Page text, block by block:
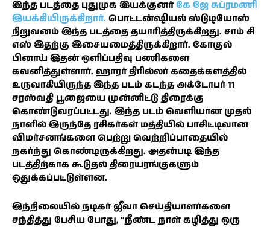
இந்த படத்தை புதுமுக இயக்குனர்கே ஜே சுப்ரமணி
இயக்கியிருக்கிறார். பொட்டன்ஷியல் ஸ்டுடியோஸ்
நிறுவனம் இந்த படத்தை தயாரித்திருக்கிறது. சாம் சி
எஸ் இதற்கு இசையமைத்திருக்கிறார். கோகுல்
பினாய் இதன் ஒளிப்பதிவு பணிகளை
கவனித்துள்ளார். ஹாரர் திரில்லர் கதைக்களத்தில்
உருவாகியிருந்த இந்த படம் கடந்த அக்டோபர் 11
சரஸ்வதி பூஜையை முன்னிட்டு திரைக்கு
கொண்டுவரப்பட்டது. இந்த படம் வெளியான முதல்
நாளில் இருந்தே ரசிகர்கள் மத்தியில் பாசிட்டிவான
விமர்சனங்களை பெற்று வெற்றிப்பாதையில்
நகர்ந்து கொண்டிருக்கிறது. அதன்படி இந்த
படத்திற்காக கூடுதல் திரையரங்குகளும்
ஒதுக்கப்பட்டுள்ளன.
இந்நிலையில் நடிகர் ஜீவா செய்தியாளர்களை
சந்தித்து பேசிய போது, “நீண்ட நாள் கழித்து ஒரு